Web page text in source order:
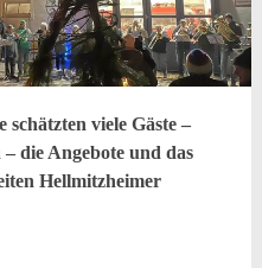
viele Gäste –
die Angebote und das
Hellmitzheimer